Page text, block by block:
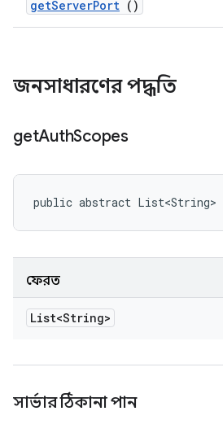
getServerPort ()
জনসাধারণের পদ্ধতি
getAuthScopes
public abstract List<String>
ফেরত
List<String>
সার্ভার ঠিকানা পান